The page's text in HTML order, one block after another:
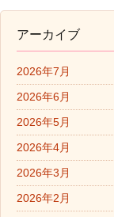
アーカイブ
2026年7月
2026年6月
2026年5月
2026年4月
2026年3月
2026年2月